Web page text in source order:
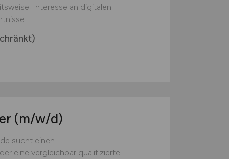
Interesse an digitalen
(m/w/d)
sucht einen
eine vergleichbar qualifizierte